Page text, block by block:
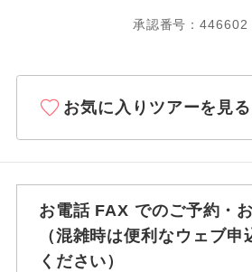
承認番号：
お気に入りツアーを見る
お電話 FAX でのご予約・
（混雑時は便利なウェブ申
ください）